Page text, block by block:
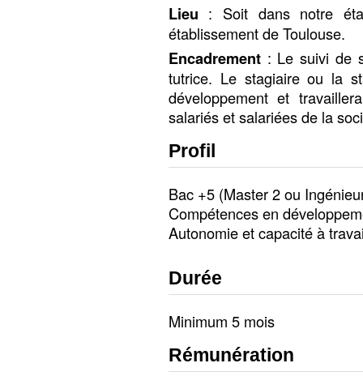
Lieu : Soit dans notre
établissement de Toulouse.
Encadrement: Le suivi de
tutrice. Le stagiaire ou la
développement et
salariés et salariées de la
Profil
Bac +5 (Master 2 ou
Compétences en
Autonomie et capacité à
Durée
Minimum 5 mois
Rémunération